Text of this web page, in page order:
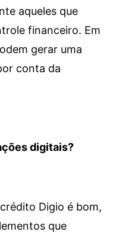
aqueles que
financeiro. Em
gerar uma
conta da
digitais?
Digio é bom,
que